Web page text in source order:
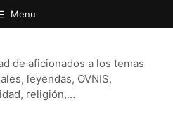
Menu
de aficionados a los temas
leyendas, OVNIS,
religión,…